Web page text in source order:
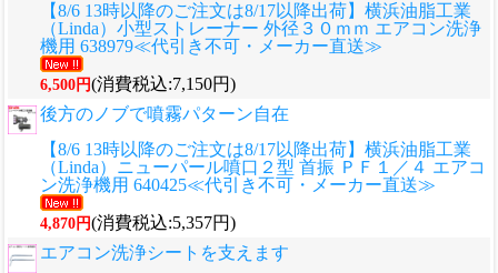
【8/6 13時以降のご注文は8/17以降出荷】横浜油脂工業
（Linda）小型ストレーナー 外径３０ｍｍ エアコン洗浄
機用 638979≪代引き不可・メーカー直送≫
6,500円(消費税込:7,150円)
後方のノブで噴霧パターン自在
【8/6 13時以降のご注文は8/17以降出荷】横浜油脂工業
（Linda）ニューパール噴口２型 首振 ＰＦ１／４ エアコ
ン洗浄機用 640425≪代引き不可・メーカー直送≫
4,870円(消費税込:5,357円)
エアコン洗浄シートを支えます